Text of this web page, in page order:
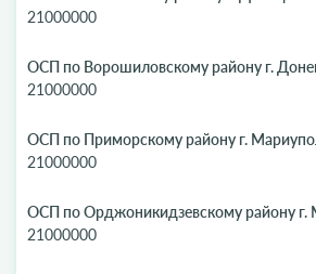
21000000
ОСП по Ворошиловскому району г.
21000000
ОСП по Приморскому району г.
21000000
ОСП по Орджоникидзевскому району г.
21000000